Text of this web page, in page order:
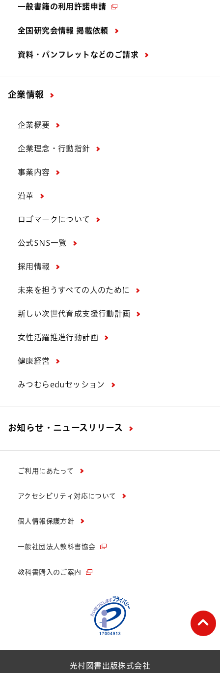
一般書籍の利用許諾申請
全国研究会情報 掲載依頼
資料・パンフレットなどの ご請求
企業情報
企業概要
企業理念・行動指針
事業内容
沿革
ロゴマークについて
公式SNS一覧
採用情報
未来を担うすべての人のために
新しい次世代育成支援行動計画
女性活躍推進行動計画
健康経営
みつむらeduセッション
お知らせ・ニュースリリース
ご利用にあたって
アクセシビリティ対応について
個人情報保護方針
一般社団法人教科書協会
教科書購入のご案内
光村図書出版株式会社
ペ